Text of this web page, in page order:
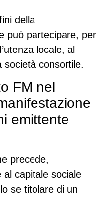
della
può partecipare, per
locale, al
società consortile.
FM nel
emittente
precede,
al capitale sociale
se titolare di un